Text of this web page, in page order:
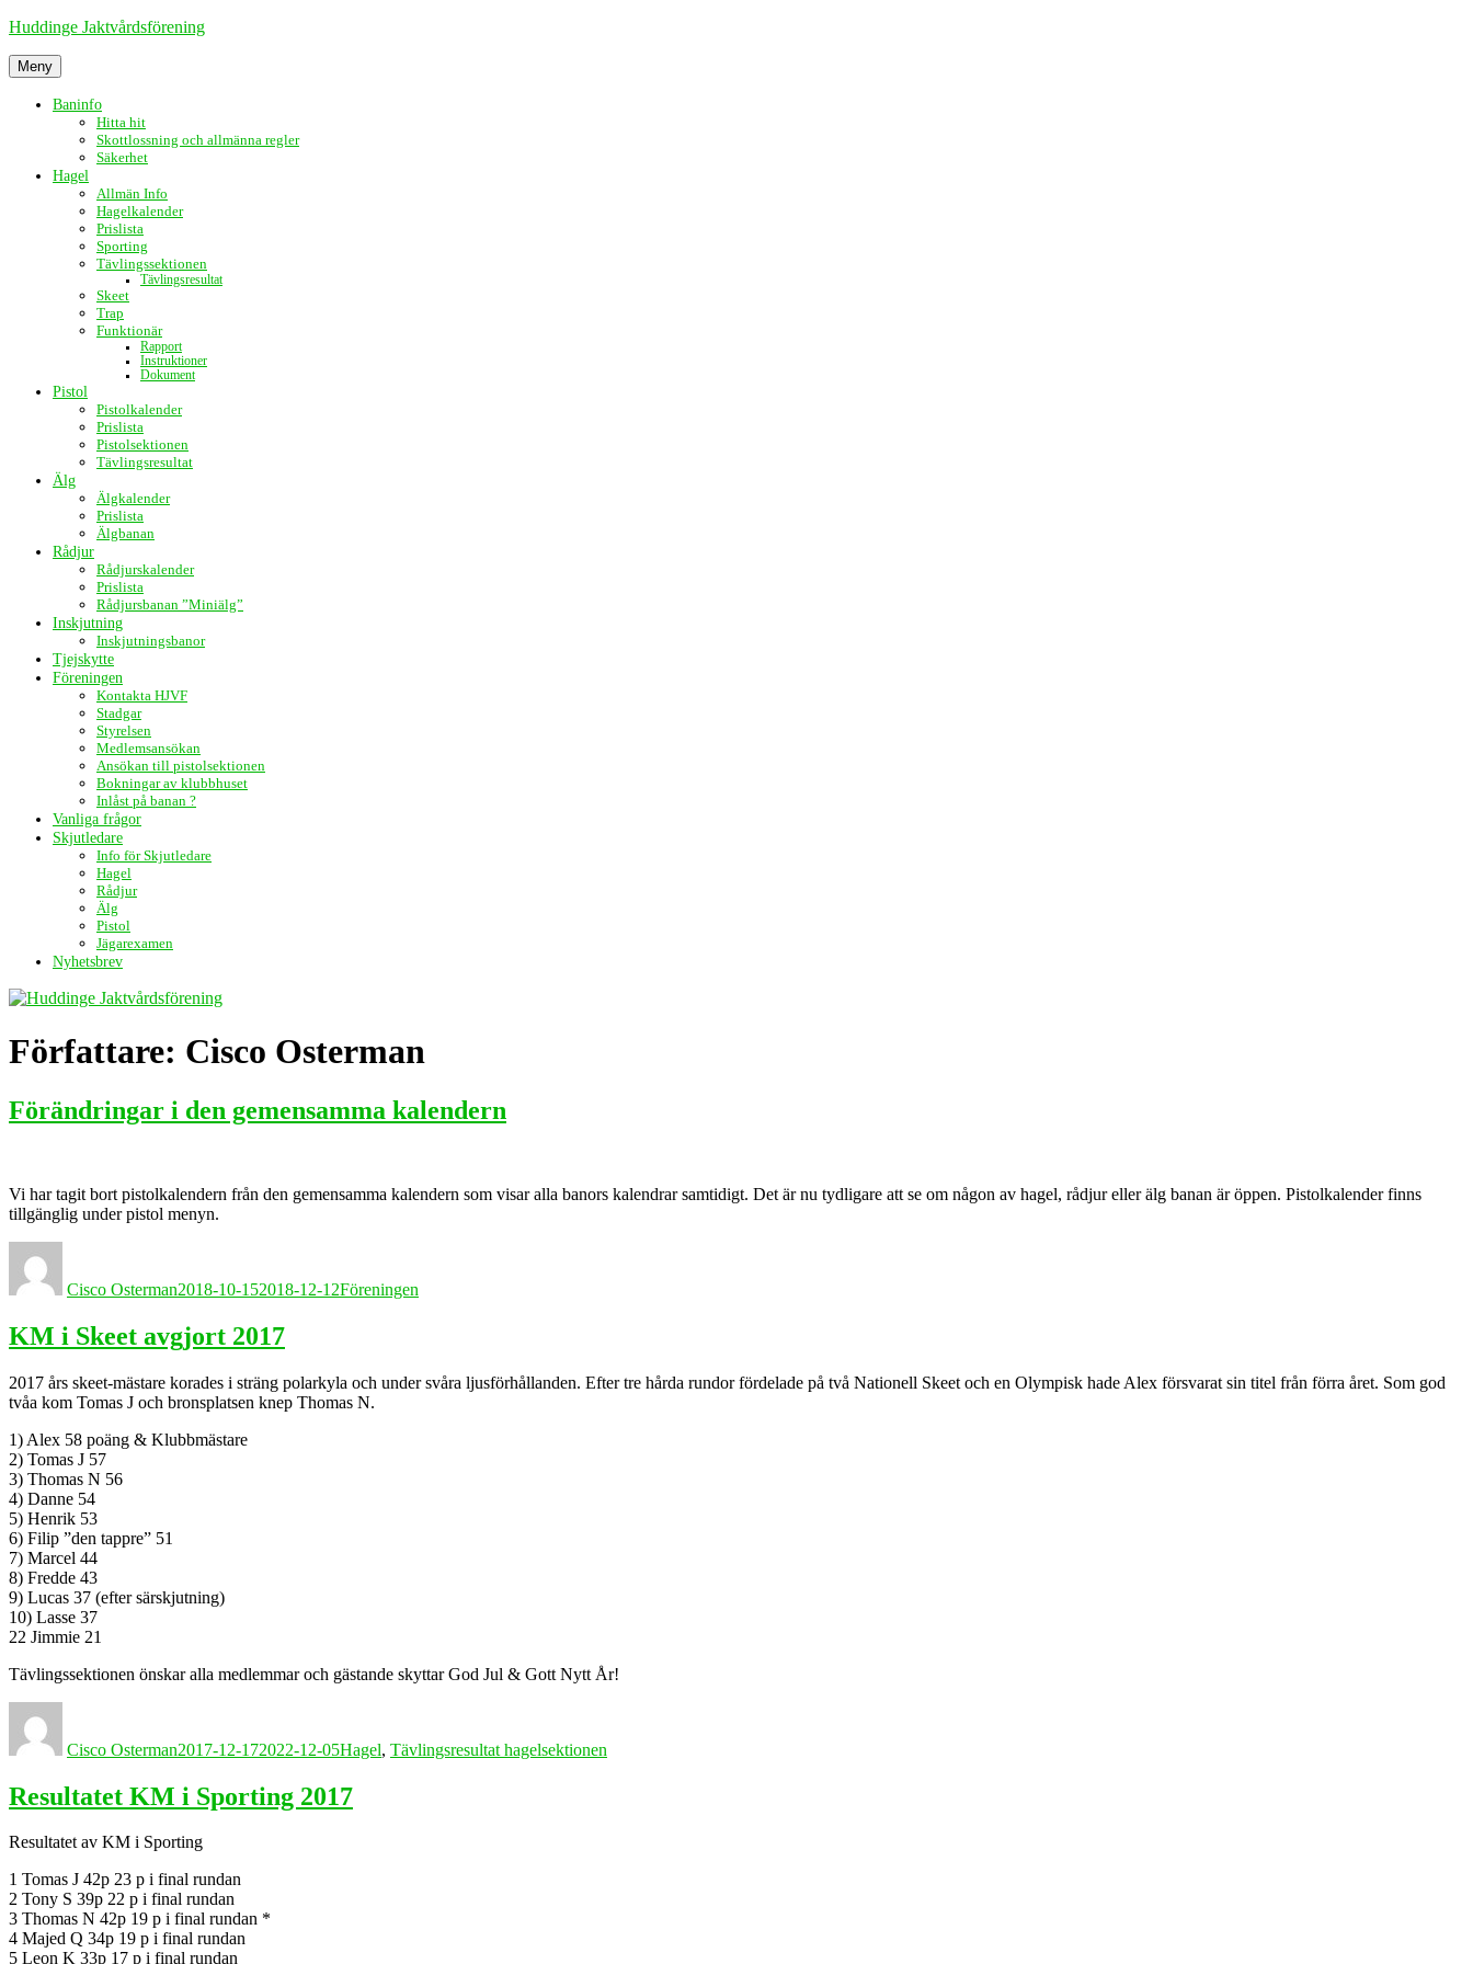
Hoppa
innehåll
Huddinge Jaktvårdsförening
Meny
Baninfo
Hitta hit
Skottlossning och allmänna regler
Säkerhet
Hagel
Allmän Info
Hagelkalender
Prislista
Sporting
Tävlingssektionen
Tävlingsresultat
Skeet
Trap
Funktionär
Rapport
Instruktioner
Dokument
Pistol
Pistolkalender
Prislista
Pistolsektionen
Tävlingsresultat
Älg
Älgkalender
Prislista
Älgbanan
Rådjur
Rådjurskalender
Prislista
Rådjursbanan ”Miniälg”
Inskjutning
Inskjutningsbanor
Tjejskytte
Föreningen
Kontakta HJVF
Stadgar
Styrelsen
Medlemsansökan
Ansökan till pistolsektionen
Bokningar av klubbhuset
Inlåst på banan ?
Vanliga frågor
Skjutledare
Info för Skjutledare
Hagel
Rådjur
Älg
Pistol
Jägarexamen
Nyhetsbrev
Författare: Cisco Osterman
Förändringar i den gemensamma kalendern
Vi har tagit bort pistolkalendern från den gemensamma kalendern som visar alla banors kalendrar samtidigt. Det är nu tydligare att se om någon av hagel, rådjur eller älg banan är öppen. Pistolkalender finns
tillgänglig under pistol menyn.
Cisco Osterman2018-10-152018-12-12Föreningen
KM i Skeet avgjort 2017
2017 års skeet-mästare korades i sträng polarkyla och under svåra ljusförhållanden. Efter tre hårda rundor fördelade på två Nationell Skeet och en Olympisk hade Alex försvarat sin titel från förra året. Som god
tvåa kom Tomas J och bronsplatsen knep Thomas N.
1) Alex 58 poäng & Klubbmästare
2) Tomas J 57
3) Thomas N 56
4) Danne 54
5) Henrik 53
6) Filip ”den tappre” 51
7) Marcel 44
8) Fredde 43
9) Lucas 37 (efter särskjutning)
10) Lasse 37
22 Jimmie 21
Tävlingssektionen önskar alla medlemmar och gästande skyttar God Jul & Gott Nytt År!
Cisco Osterman2017-12-172022-12-05Hagel, Tävlingsresultat hagelsektionen
Resultatet KM i Sporting 2017
Resultatet av KM i Sporting
1 Tomas J 42p 23 p i final rundan
2 Tony S 39p 22 p i final rundan
3 Thomas N 42p 19 p i final rundan *
4 Majed Q 34p 19 p i final rundan
5 Leon K 33p 17 p i final rundan